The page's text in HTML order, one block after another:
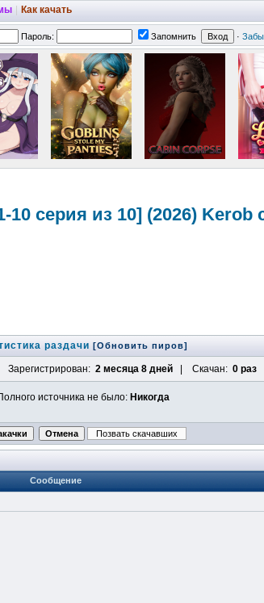
Как качать
Пароль: Запомнить ·
серия из 10] (2026) Kerob
раздачи [Обновить пиров]
2 месяца 8 дней| Скачан: 0 раз
источника не было: Никогда
Сообщение